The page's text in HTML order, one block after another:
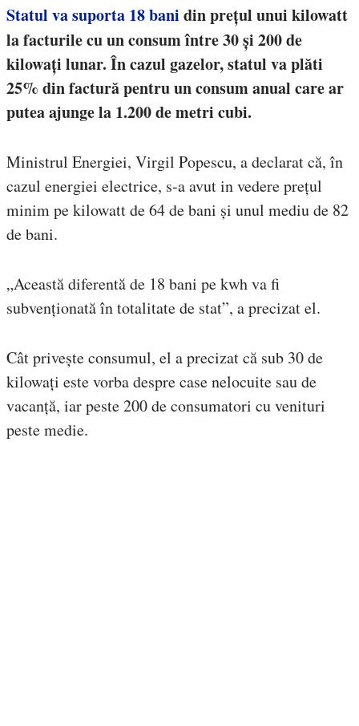
Statul va suporta 18 bani din prețul unui kilowatt
la facturile cu un consum între 30 și 200 de
kilowați lunar. În cazul gazelor, statul va plăti
25% din factură pentru un consum anual care ar
putea ajunge la 1.200 de metri cubi.
Ministrul Energiei, Virgil Popescu, a declarat că, în
cazul energiei electrice, s-a avut in vedere prețul
minim pe kilowatt de 64 de bani și unul mediu de 82
de bani.
„Această diferentă de 18 bani pe kwh va fi
subvenționată în totalitate de stat”, a precizat el.
Cât privește consumul, el a precizat că sub 30 de
kilowați este vorba despre case nelocuite sau de
vacanță, iar peste 200 de consumatori cu venituri
peste medie.